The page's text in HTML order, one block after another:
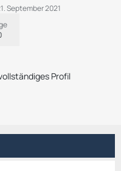
September 2021
Profil